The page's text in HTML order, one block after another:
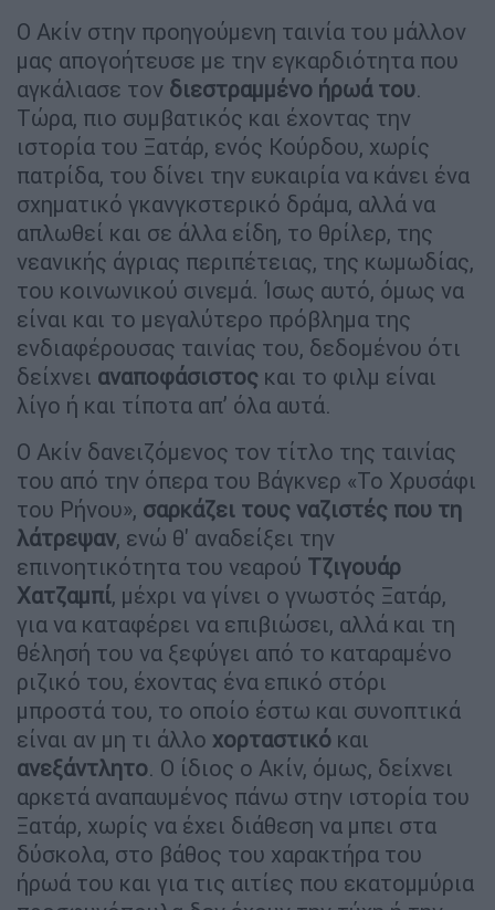
Ο Ακίν στην προηγούμενη ταινία του μάλλον
μας απογοήτευσε με την εγκαρδιότητα που
αγκάλιασε τον διεστραμμένο ήρωά του.
Τώρα, πιο συμβατικός και έχοντας την
ιστορία του Ξατάρ, ενός Κούρδου, χωρίς
πατρίδα, του δίνει την ευκαιρία να κάνει ένα
σχηματικό γκανγκστερικό δράμα, αλλά να
απλωθεί και σε άλλα είδη, το θρίλερ, της
νεανικής άγριας περιπέτειας, της κωμωδίας,
του κοινωνικού σινεμά. Ίσως αυτό, όμως να
είναι και το μεγαλύτερο πρόβλημα της
ενδιαφέρουσας ταινίας του, δεδομένου ότι
δείχνει αναποφάσιστος και το φιλμ είναι
λίγο ή και τίποτα απ’ όλα αυτά.
Ο Ακίν δανειζόμενος τον τίτλο της ταινίας
του από την όπερα του Βάγκνερ «Το Χρυσάφι
του Ρήνου», σαρκάζει τους ναζιστές που τη
λάτρεψαν, ενώ θ' αναδείξει την
επινοητικότητα του νεαρού Τζιγουάρ
Χατζαμπί, μέχρι να γίνει ο γνωστός Ξατάρ,
για να καταφέρει να επιβιώσει, αλλά και τη
θέλησή του να ξεφύγει από το καταραμένο
ριζικό του, έχοντας ένα επικό στόρι
μπροστά του, το οποίο έστω και συνοπτικά
είναι αν μη τι άλλο χορταστικό και
ανεξάντλητο. Ο ίδιος ο Ακίν, όμως, δείχνει
αρκετά αναπαυμένος πάνω στην ιστορία του
Ξατάρ, χωρίς να έχει διάθεση να μπει στα
δύσκολα, στο βάθος του χαρακτήρα του
ήρωά του και για τις αιτίες που εκατομμύρια